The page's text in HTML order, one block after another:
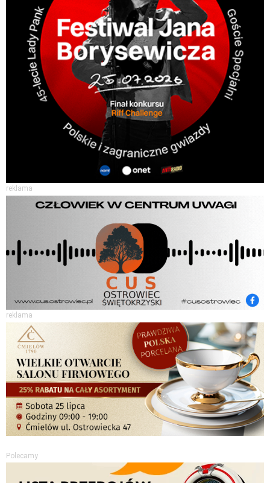
reklama
reklama
Polecamy